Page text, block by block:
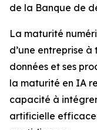
de la Banque de
La maturité
d’une entreprise
données et ses
la maturité en IA
capacité à
artificielle